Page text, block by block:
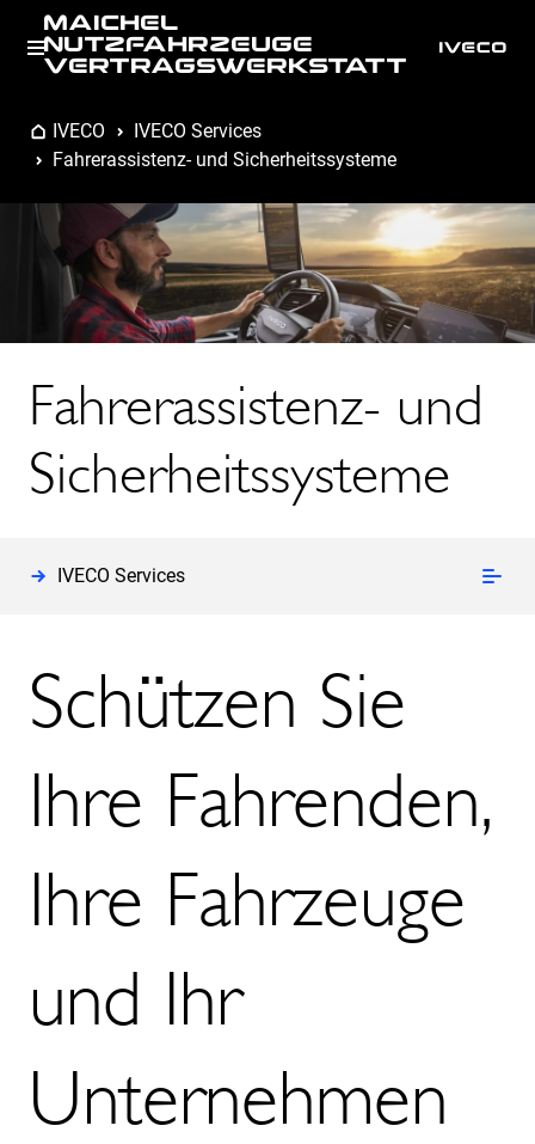
MAICHEL
NUTZFAHRZEUGE
VERTRAGSWERKSTATT
IVECO
IVECO Services
Fahrerassistenz- und Sicherheitssysteme
Fahrerassistenz- und
Sicherheitssysteme
IVECO Services
Schützen Sie
Ihre Fahrenden,
Ihre Fahrzeuge
und Ihr
Unternehmen